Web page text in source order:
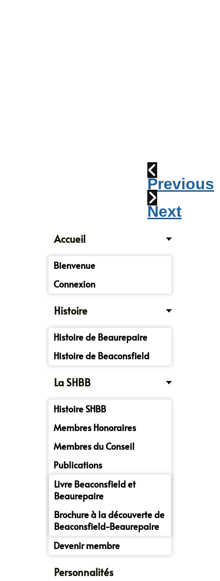
Previous
Next
Accueil
Bienvenue
Connexion
Histoire
Histoire de Beaurepaire
Histoire de Beaconsfield
La SHBB
Histoire SHBB
Membres Honoraires
Membres du Conseil
Publications
Livre Beaconsfield et
Beaurepaire
Brochure à la découverte de
Beaconsfield-Beaurepaire
Devenir membre
Personnalités